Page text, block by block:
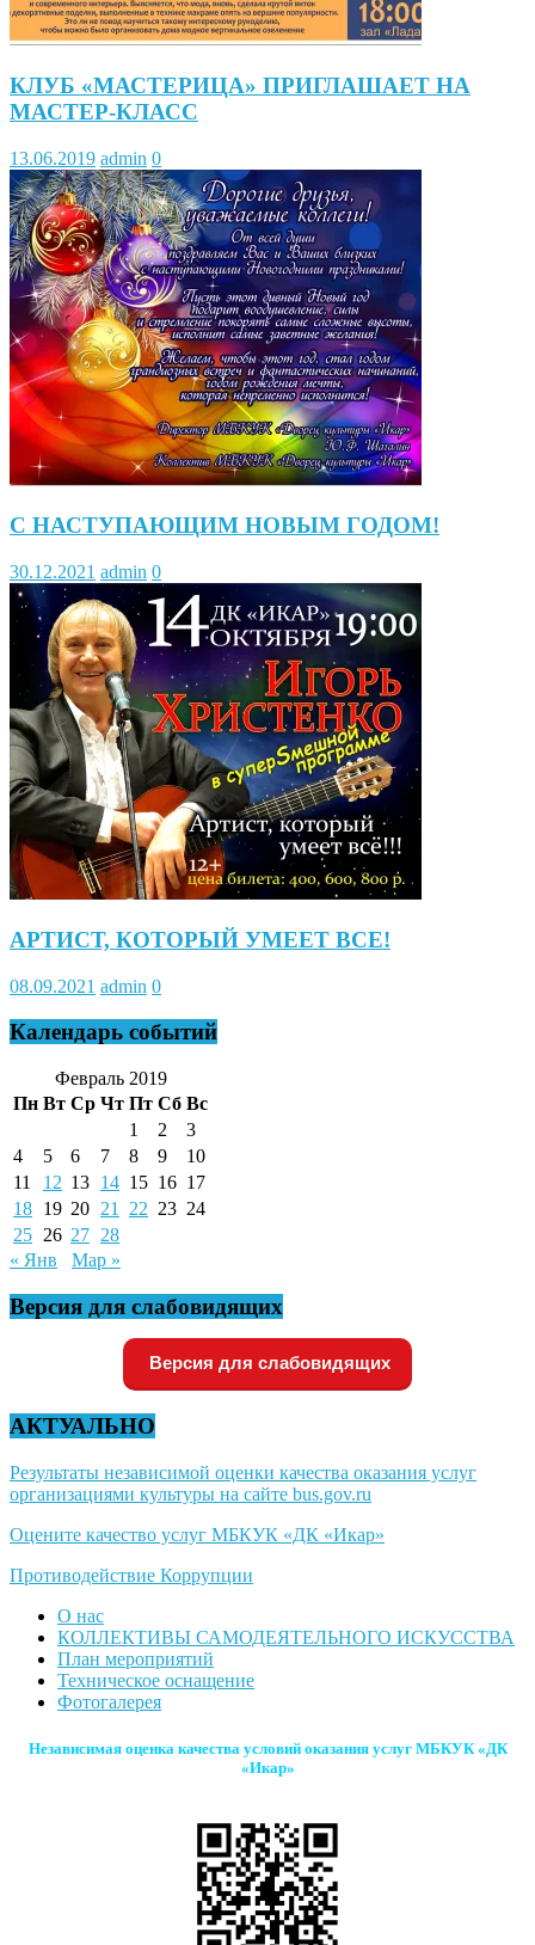
КЛУБ «МАСТЕРИЦА» ПРИГЛАШАЕТ НА
МАСТЕР-КЛАСС
13.06.2019 admin 0
С НАСТУПАЮЩИМ НОВЫМ ГОДОМ!
30.12.2021 admin 0
АРТИСТ, КОТОРЫЙ УМЕЕТ ВСЕ!
08.09.2021 admin 0
Календарь событий
Февраль 2019
Пн Вт Ср Чт Пт Сб Вс
1
2
3
4
5 6 7 8 9
10
11
12 13 14 15 16 17
18 19 20 21 22 23 24
25 26 27 28
« Янв
Мар »
Версия для слабовидящих
Версия для слабовидящих
АКТУАЛЬНО
Результаты независимой оценки качества оказания услуг
организациями культуры на сайте bus.gov.ru
Оцените качество услуг МБКУК «ДК «Икар»
Противодействие Коррупции
О нас
КОЛЛЕКТИВЫ САМОДЕЯТЕЛЬНОГО ИСКУССТВА
План мероприятий
Техническое оснащение
Фотогалерея
Независимая оценка качества условий оказания услуг МБКУК «ДК
«Икар»